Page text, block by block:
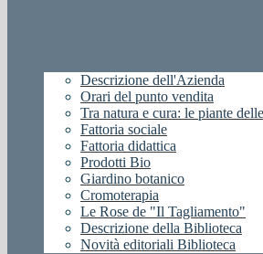
Descrizione dell'Azienda
Orari del punto vendita
Tra natura e cura: le piante
Fattoria sociale
Fattoria didattica
Prodotti Bio
Giardino botanico
Cromoterapia
Le Rose de "Il Tagliamento"
Descrizione della Biblioteca
Novità editoriali Biblioteca